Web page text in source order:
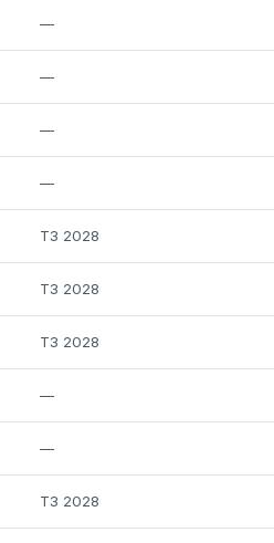
—
—
—
—
T3 2028
T3 2028
T3 2028
—
—
T3 2028